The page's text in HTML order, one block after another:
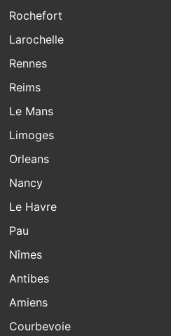
Rochefort
Larochelle
Rennes
Reims
Le Mans
Limoges
Orleans
Nancy
Le Havre
Pau
Nîmes
Antibes
Amiens
Courbevoie